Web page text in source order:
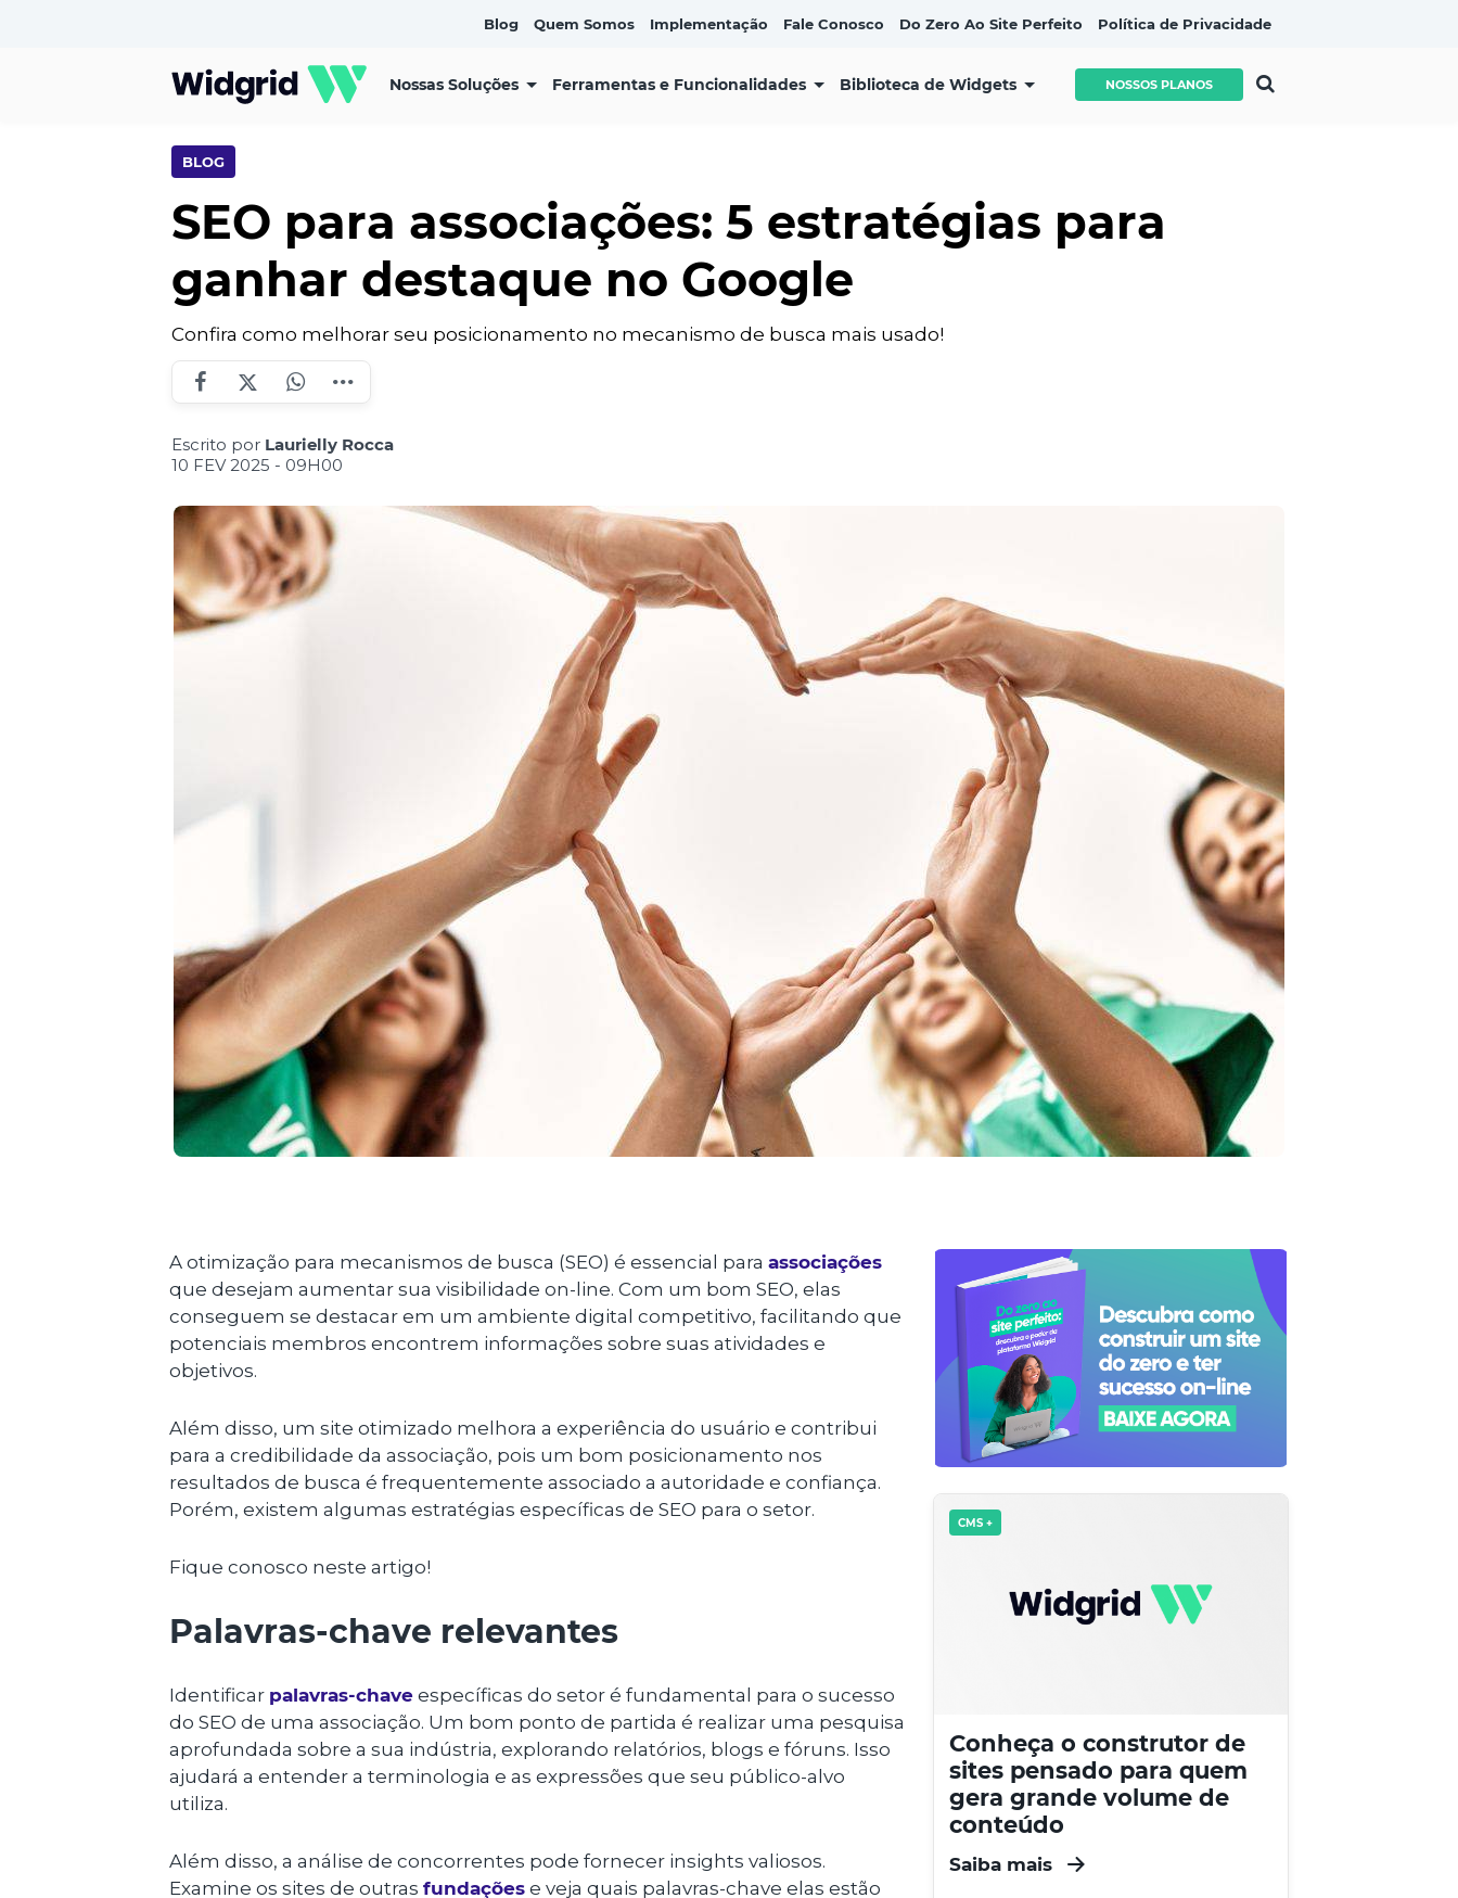
Blog Quem Somos Implementação Fale Conosco Do Zero Ao Site Perfeito Política de Privacidade
Nossas Soluções Ferramentas e Funcionalidades Biblioteca de Widgets NOSSOS PLANOS
BLOG
SEO para associações: 5 estratégias para
ganhar destaque no Google
Confira como melhorar seu posicionamento no mecanismo de busca mais usado!
Escrito por Laurielly Rocca
10 FEV 2025 - 09H00
A otimização para mecanismos de busca (SEO) é essencial para associações
que desejam aumentar sua visibilidade on-line. Com um bom SEO, elas
conseguem se destacar em um ambiente digital competitivo, facilitando que
potenciais membros encontrem informações sobre suas atividades e
objetivos.
Além disso, um site otimizado melhora a experiência do usuário e contribui
para a credibilidade da associação, pois um bom posicionamento nos
resultados de busca é frequentemente associado a autoridade e confiança.
Porém, existem algumas estratégias específicas de SEO para o setor.
Fique conosco neste artigo!
Palavras-chave relevantes
Identificar palavras-chave específicas do setor é fundamental para o sucesso
do SEO de uma associação. Um bom ponto de partida é realizar uma pesquisa
aprofundada sobre a sua indústria, explorando relatórios, blogs e fóruns. Isso
ajudará a entender a terminologia e as expressões que seu público-alvo
utiliza.
Além disso, a análise de concorrentes pode fornecer insights valiosos.
Examine os sites de outras fundações e veja quais palavras-chave elas estão
CMS +
Conheça o construtor de
sites pensado para quem
gera grande volume de
conteúdo
Saiba mais